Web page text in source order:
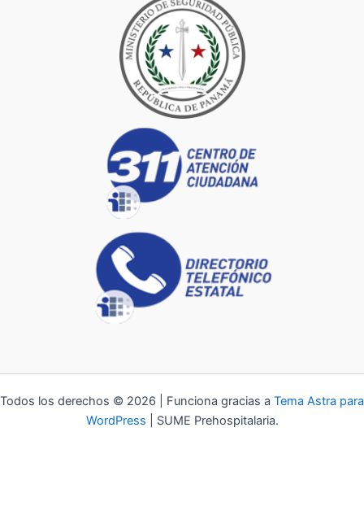
Todos los derechos © 2026 | Funciona gracias a Tema Astra para
WordPress | SUME Prehospitalaria.